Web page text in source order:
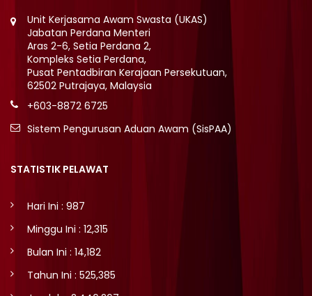
Unit Kerjasama Awam Swasta (UKAS)
Jabatan Perdana Menteri
Aras 2-6, Setia Perdana 2,
Kompleks Setia Perdana,
Pusat Pentadbiran Kerajaan Persekutuan,
62502 Putrajaya, Malaysia
+603-8872 6725
Sistem Pengurusan Aduan Awam (SisPAA)
STATISTIK PELAWAT
Hari Ini : 987
Minggu Ini : 12,315
Bulan Ini : 14,182
Tahun Ini : 525,385